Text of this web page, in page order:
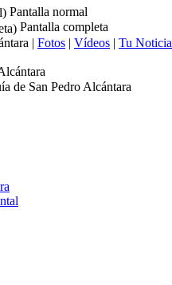
Pantalla normal
Pantalla completa
| Fotos | Vídeos | Tu Noticia
de San Pedro Alcántara